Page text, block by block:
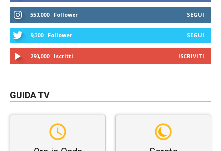
550,000 Follower SEGUI
9,300 Follower SEGUI
290,000 Iscritti ISCRIVITI
GUIDA TV